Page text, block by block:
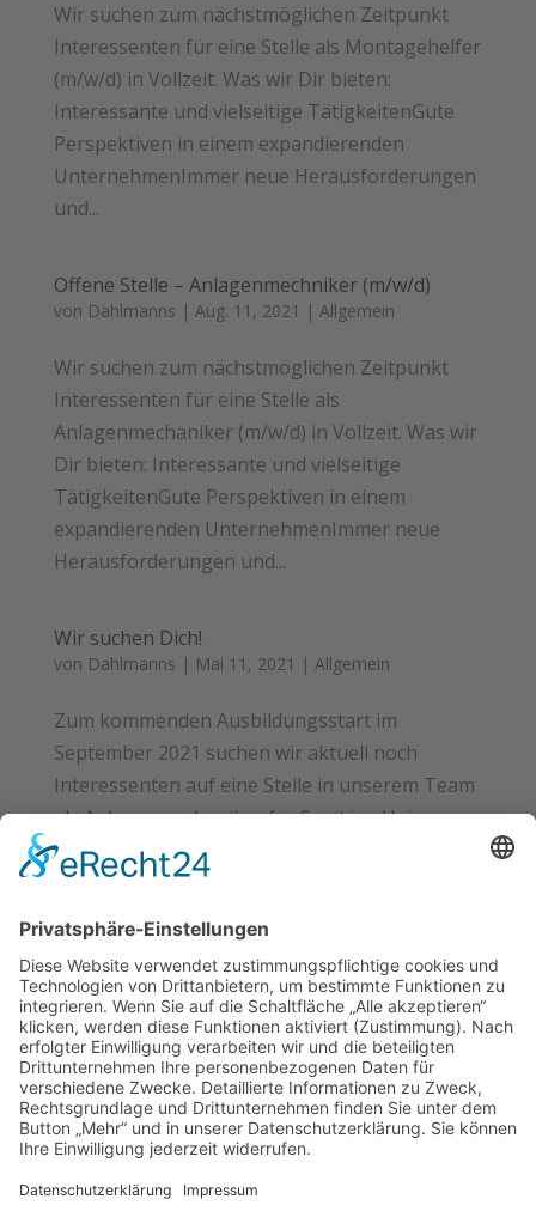
Wir suchen zum nächstmöglichen Zeitpunkt
Interessenten für eine Stelle als Montagehelfer
(m/w/d) in Vollzeit. Was wir Dir bieten:
Interessante und vielseitige TätigkeitenGute
Perspektiven in einem expandierenden
UnternehmenImmer neue Herausforderungen
und...
Offene Stelle – Anlagenmechniker (m/w/d)
von Dahlmanns | Aug. 11, 2021 | Allgemein
Wir suchen zum nächstmöglichen Zeitpunkt
Interessenten für eine Stelle als
Anlagenmechaniker (m/w/d) in Vollzeit. Was wir
Dir bieten: Interessante und vielseitige
TätigkeitenGute Perspektiven in einem
expandierenden UnternehmenImmer neue
Herausforderungen und...
Wir suchen Dich!
von Dahlmanns | Mai 11, 2021 | Allgemein
Zum kommenden Ausbildungsstart im
September 2021 suchen wir aktuell noch
Interessenten auf eine Stelle in unserem Team
als Anlagenmechaniker für Sanitär-, Heizungs
und Klimatechnik (m/w/d). Was wir Dir bieten:
Ein familiäres
« Ältere Einträge
Neueste Beiträge
Heizungsprüfung & Hydraulischer Abgleich ab
sofort verpflichtend